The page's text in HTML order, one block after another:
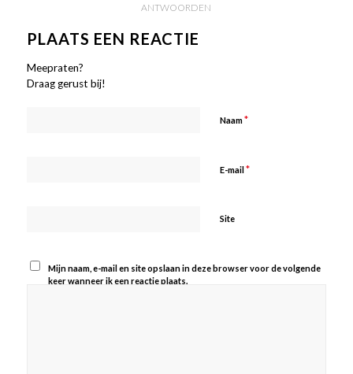
ANTWOORDEN
PLAATS EEN REACTIE
Meepraten?
Draag gerust bij!
Naam*
E-mail*
Site
Mijn naam, e-mail en site opslaan in deze browser voor de volgende
keer wanneer ik een reactie plaats.